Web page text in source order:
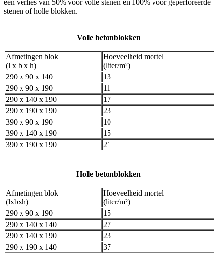
een verlies van 50% voor volle stenen en 100% voor geperforeerde
stenen of holle blokken.
Volle betonblokken
Afmetingen blok
(l x b x h)
Hoeveelheid mortel
(liter/m²)
290 x 90 x 140
13
290 x 90 x 190
11
290 x 140 x 190
17
290 x 190 x 190
23
390 x 90 x 190
10
390 x 140 x 190
15
390 x 190 x 190
21
Holle betonblokken
Afmetingen blok
(lxbxh)
Hoeveelheid mortel
(liter/m²)
290 x 90 x 190
15
290 x 140 x 140
27
290 x 140 x 190
23
290 x 190 x 140
37